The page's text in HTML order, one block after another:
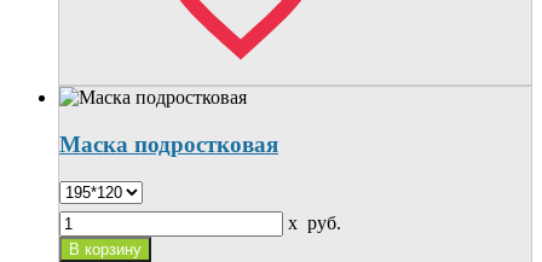
Маска подростковая
x руб.